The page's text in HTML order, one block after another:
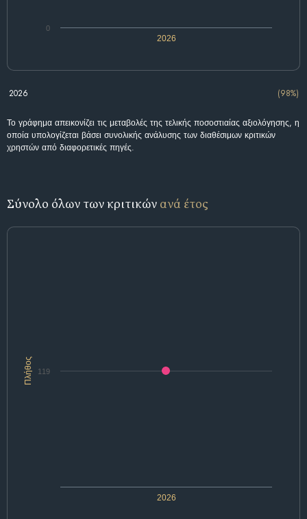
2026
0
2026 (98%)
Το γράφημα απεικονίζει τις μεταβολές της τελικής ποσοστιαίας αξιολόγησης, η
οποία υπολογίζεται βάσει συνολικής ανάλυσης των διαθέσιμων κριτικών
χρηστών από διαφορετικές πηγές.
Σύνολο όλων των κριτικών ανά έτος
Πλήθος
2026
119